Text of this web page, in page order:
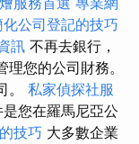
化公司登記的技巧
訊 不再去銀行，
您的公司財務。
。 私家偵探社服
您在羅馬尼亞公
技巧 大多數企業